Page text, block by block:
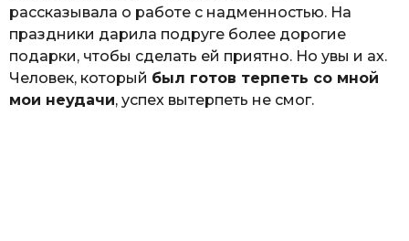
рассказывала о работе с надменностью. На
праздники дарила подруге более дорогие
подарки, чтобы сделать ей приятно. Но увы и ах.
Человек, который был готов терпеть со мной
мои неудачи, успех вытерпеть не смог.